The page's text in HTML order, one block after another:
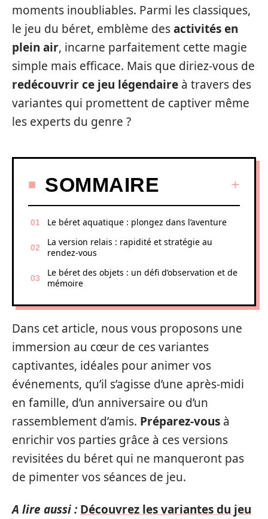
moments inoubliables. Parmi les classiques,
le jeu du béret, emblème desactivités en
plein air, incarne parfaitement cette magie
simple mais efficace. Mais que diriez-vous de
redécouvrir ce jeu légendaire à travers des
variantes qui promettent de captiver même
les experts du genre ?
SOMMAIRE
Le béret aquatique : plongez dans l’aventure
La version relais : rapidité et stratégie au
rendez-vous
Le béret des objets : un défi d’observation et de
mémoire
Dans cet article, nous vous proposons une
immersion au cœur de ces variantes
captivantes, idéales pour animer vos
événements, qu’il s’agisse d’une après-midi
en famille, d’un anniversaire ou d’un
rassemblement d’amis. Préparez-vous à
enrichir vos parties grâce à ces versions
revisitées du béret qui ne manqueront pas
de pimenter vos séances de jeu.
A lire aussi : Découvrez les variantes du jeu